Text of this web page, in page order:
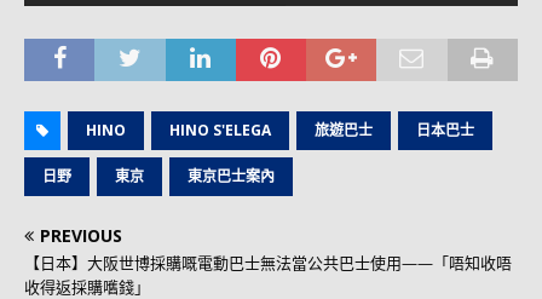
HINO HINO S'ELEGA 旅遊巴士 日本巴士
日野 東京 東京巴士案內
PREVIOUS
【日本】大阪世博採購嘅電動巴士無法當公共巴士使用——「唔知收唔
收得返採購嚿錢」